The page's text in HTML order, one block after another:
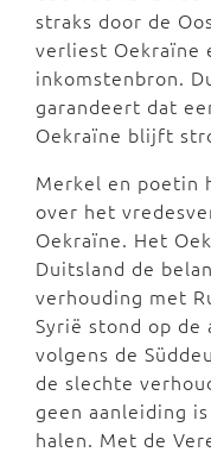
straks door de
verliest Oekraïne
inkomstenbron.
garandeert dat
Oekraïne blijft
Merkel en poetin
over het
Oekraïne. Het
Duitsland de
verhouding met
Syrië stond op de
volgens de
de slechte
geen aanleiding
halen. Met de